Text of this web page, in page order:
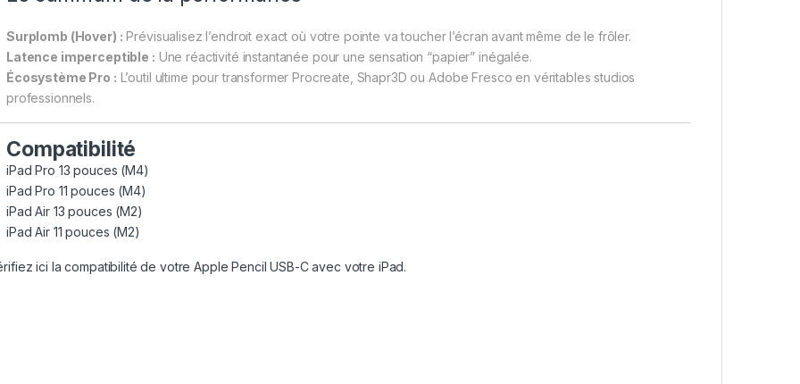
Surplomb (Hover) : Prévisualisez l’endroit exact où votre pointe va toucher l’écran avant même de le frôler.
Latence imperceptible : Une réactivité instantanée pour une sensation “papier” inégalée.
Écosystème Pro : L’outil ultime pour transformer Procreate, Shapr3D ou Adobe Fresco en véritables studios
professionnels.
Compatibilité
iPad Pro 13 pouces (M4)
iPad Pro 11 pouces (M4)
iPad Air 13 pouces (M2)
iPad Air 11 pouces (M2)
ici la compatibilité de votre Apple Pencil USB-C avec votre iPad.